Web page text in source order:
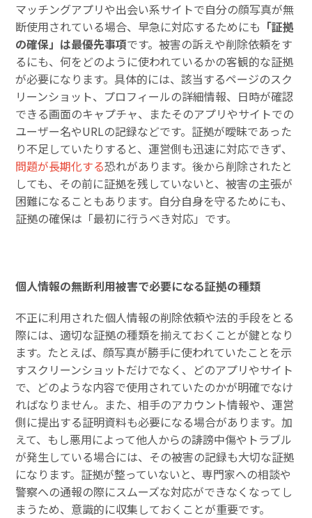
マッチングアプリや出会い系サイトで自分の顔写真が無
断使用されている場合、早急に対応するためにも 「証拠
の確保」は最優先事項です。被害の訴えや削除依頼をす
るにも、何をどのように使われているかの客観的な証拠
が必要になります。具体的には、該当するページのスク
リーンショット、プロフィールの詳細情報、日時が確認
できる画面のキャプチャ、またそのアプリやサイトでの
ユーザー名やURLの記録などです。証拠が曖昧であった
り不足していたりすると、運営側も迅速に対応できず、
問題が長期化する恐れがあります。後から削除されたと
しても、その前に証拠を残していないと、被害の主張が
困難になることもあります。自分自身を守るためにも、
証拠の確保は「最初に行うべき対応」です。
個人情報の無断利用被害で必要になる証拠の種類
不正に利用された個人情報の削除依頼や法的手段をとる
際には、適切な証拠の種類を揃えておくことが鍵となり
ます。たとえば、顔写真が勝手に使われていたことを示
すスクリーンショットだけでなく、どのアプリやサイト
で、どのような内容で使用されていたのかが明確でなけ
ればなりません。また、相手のアカウント情報や、運営
側に提出する証明資料も必要になる場合があります。加
えて、もし悪用によって他人からの誹謗中傷やトラブル
が発生している場合には、その被害の記録も大切な証拠
になります。証拠が整っていないと、専門家への相談や
警察への通報の際にスムーズな対応ができなくなってし
まうため、意識的に収集しておくことが重要です。